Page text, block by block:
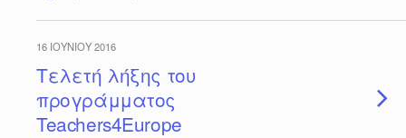
16 ΙΟΥΝΊΟΥ 2016
Τελετή λήξης του
προγράμματος
Teachers4Europe